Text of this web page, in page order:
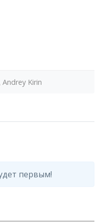
Andrey Kirin
первым!